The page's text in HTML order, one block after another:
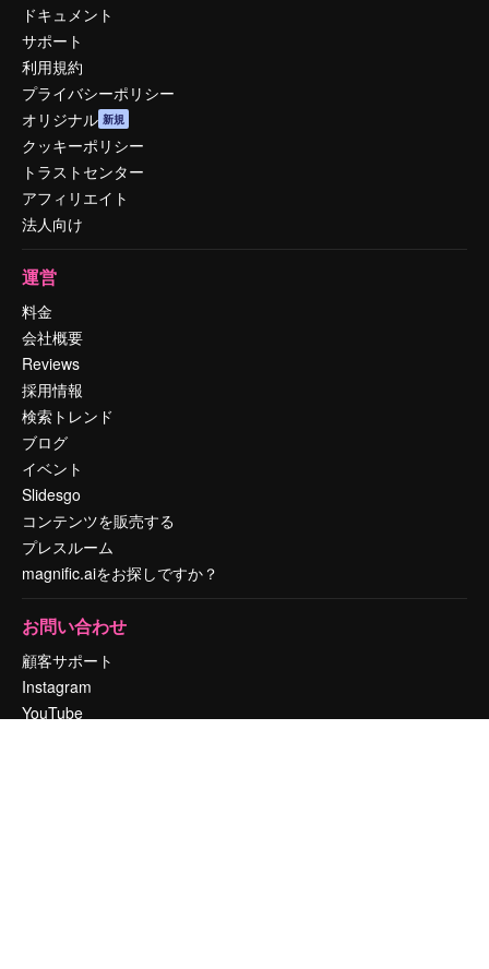
ドキュメント
サポート
利用規約
プライバシーポリシー
オリジナル 新規
クッキーポリシー
トラストセンター
アフィリエイト
法人向け
運営
料金
会社概要
Reviews
採用情報
検索トレンド
ブログ
イベント
Slidesgo
コンテンツを販売する
プレスルーム
magnific.aiをお探しですか？
お問い合わせ
顧客サポート
Instagram
YouTube